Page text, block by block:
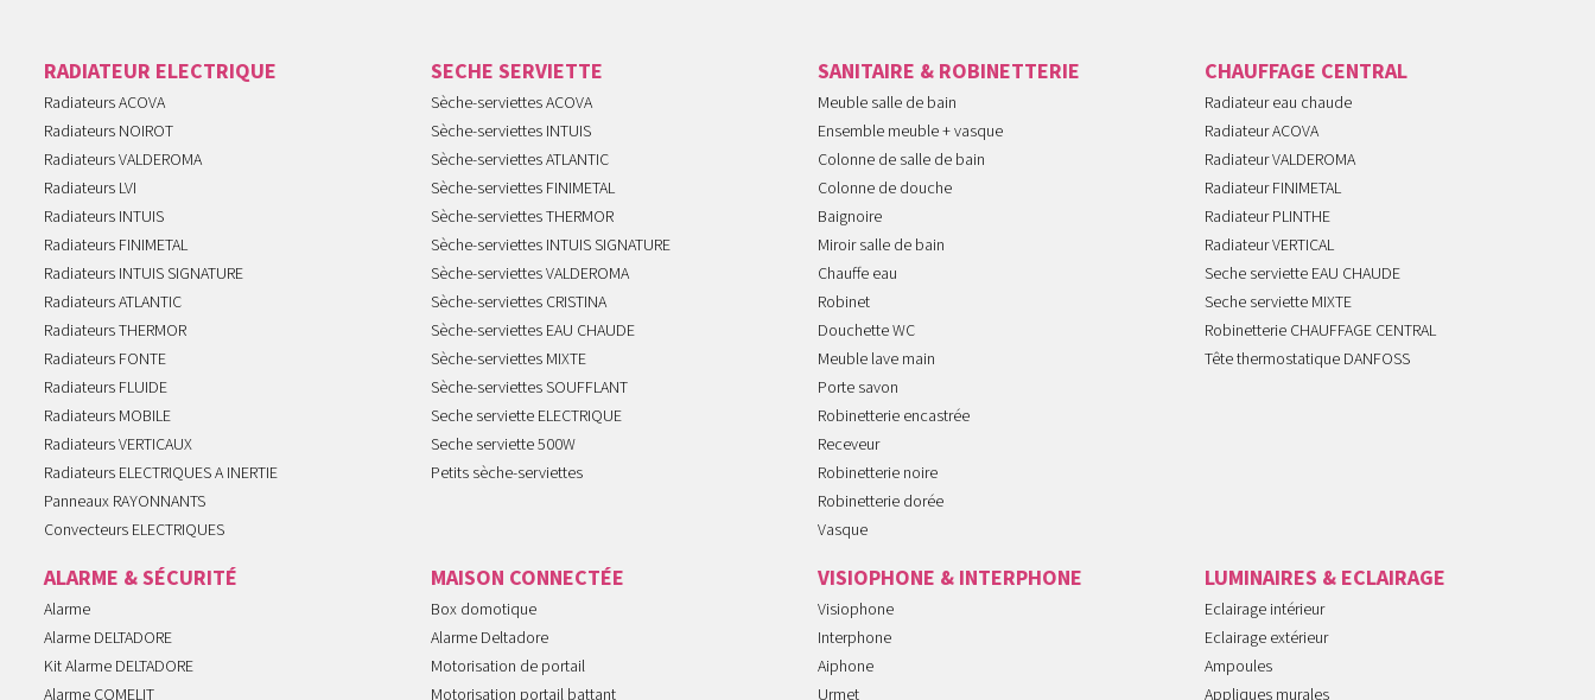
RADIATEUR ELECTRIQUE
Radiateurs ACOVA
Radiateurs NOIROT
Radiateurs VALDEROMA
Radiateurs LVI
Radiateurs INTUIS
Radiateurs FINIMETAL
Radiateurs INTUIS SIGNATURE
Radiateurs ATLANTIC
Radiateurs THERMOR
Radiateurs FONTE
Radiateurs FLUIDE
Radiateurs MOBILE
Radiateurs VERTICAUX
Radiateurs ELECTRIQUES A INERTIE
Panneaux RAYONNANTS
Convecteurs ELECTRIQUES
SECHE SERVIETTE
Sèche-serviettes ACOVA
Sèche-serviettes INTUIS
Sèche-serviettes ATLANTIC
Sèche-serviettes FINIMETAL
Sèche-serviettes THERMOR
Sèche-serviettes INTUIS SIGNATURE
Sèche-serviettes VALDEROMA
Sèche-serviettes CRISTINA
Sèche-serviettes EAU CHAUDE
Sèche-serviettes MIXTE
Sèche-serviettes SOUFFLANT
Seche serviette ELECTRIQUE
Seche serviette 500W
Petits sèche-serviettes
SANITAIRE & ROBINETTERIE
Meuble salle de bain
Ensemble meuble + vasque
Colonne de salle de bain
Colonne de douche
Baignoire
Miroir salle de bain
Chauffe eau
Robinet
Douchette WC
Meuble lave main
Porte savon
Robinetterie encastrée
Receveur
Robinetterie noire
Robinetterie dorée
Vasque
CHAUFFAGE CENTRAL
Radiateur eau chaude
Radiateur ACOVA
Radiateur VALDEROMA
Radiateur FINIMETAL
Radiateur PLINTHE
Radiateur VERTICAL
Seche serviette EAU CHAUDE
Seche serviette MIXTE
Robinetterie CHAUFFAGE CENTRAL
Tête thermostatique DANFOSS
ALARME & SÉCURITÉ
Alarme
Alarme DELTADORE
Kit Alarme DELTADORE
Alarme COMELIT
MAISON CONNECTÉE
Box domotique
Alarme Deltadore
Motorisation de portail
Motorisation portail battant
VISIOPHONE & INTERPHONE
Visiophone
Interphone
Aiphone
Urmet
LUMINAIRES & ECLAIRAGE
Eclairage intérieur
Eclairage extérieur
Ampoules
Appliques murales